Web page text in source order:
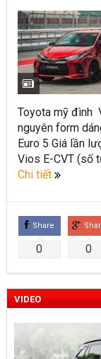
nhất trên thị
Những dòng xe
Việt Nam?
Toyota Việt
Land cruiser 2022
Toyota Raize
phá
được ra mắt tại Việt
Những dòng xe
Việt Nam hiện nay.
Lựa chọn
Những thay đổi
Toyota mỹ đình
nguyên form
Euro 5 Giá lần
Vios E-CVT (số
Chi tiết
Share
0 0
VIDEO